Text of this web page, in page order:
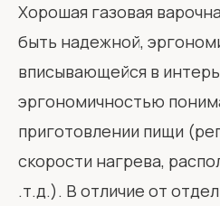
Хорошая газовая
быть надежной,
вписывающейся в
эргономичностью
приготовлении пищи
скорости нагрева,
.т.д.). В отличие от